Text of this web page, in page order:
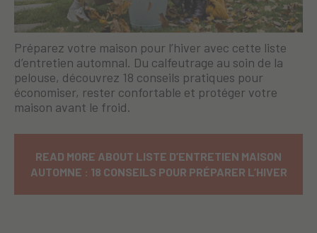
Préparez votre maison pour l’hiver avec cette liste
d’entretien automnal. Du calfeutrage au soin de la
pelouse, découvrez 18 conseils pratiques pour
économiser, rester confortable et protéger votre
maison avant le froid.
READ MORE ABOUT LISTE D’ENTRETIEN MAISON
AUTOMNE : 18 CONSEILS POUR PRÉPARER L’HIVER